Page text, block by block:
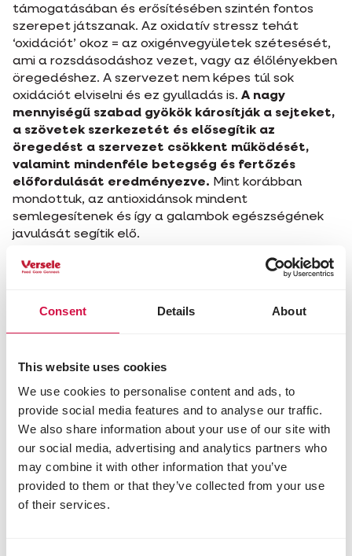
Consent Details About
This website uses cookies
We use cookies to personalise content and ads, to
provide social media features and to analyse our traffic.
We also share information about your use of our site with
our social media, advertising and analytics partners who
may combine it with other information that you’ve
provided to them or that they’ve collected from your use
of their services.
támogatásában és erősítésében szintén fontos
szerepet játszanak. Az oxidatív stressz tehát
‘oxidációt’ okoz = az oxigénvegyületek szétesését,
ami a rozsdásodáshoz vezet, vagy az élőlényekben
öregedéshez. A szervezet nem képes túl sok
oxidációt elviselni és ez gyulladás is. A nagy
mennyiségű szabad gyökök károsítják a sejteket,
a szövetek szerkezetét és elősegítik az
öregedést a szervezet csökkent működését,
valamint mindenféle betegség és fertőzés
előfordulását eredményezve. Mint korábban
mondottuk, az antioxidánsok mindent
semlegesítenek és így a galambok egészségének
javulását segítik elő.
KÖVETKEZTETÉS - A FEKETE KUKORICA
Támogatják az izmok jobb működését
Javítja az állóképességet és lehetővé teszi a
gyors regenerálódást nagy megterhelés után
Növeli az immunitást és csökkenti a
TAKARMÁNYKEVERÉKEK FEKETE
KUKORICÁVAL